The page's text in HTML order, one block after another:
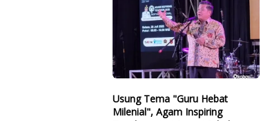
Usung Tema "Guru Hebat
Milenial", Agam Inspiring